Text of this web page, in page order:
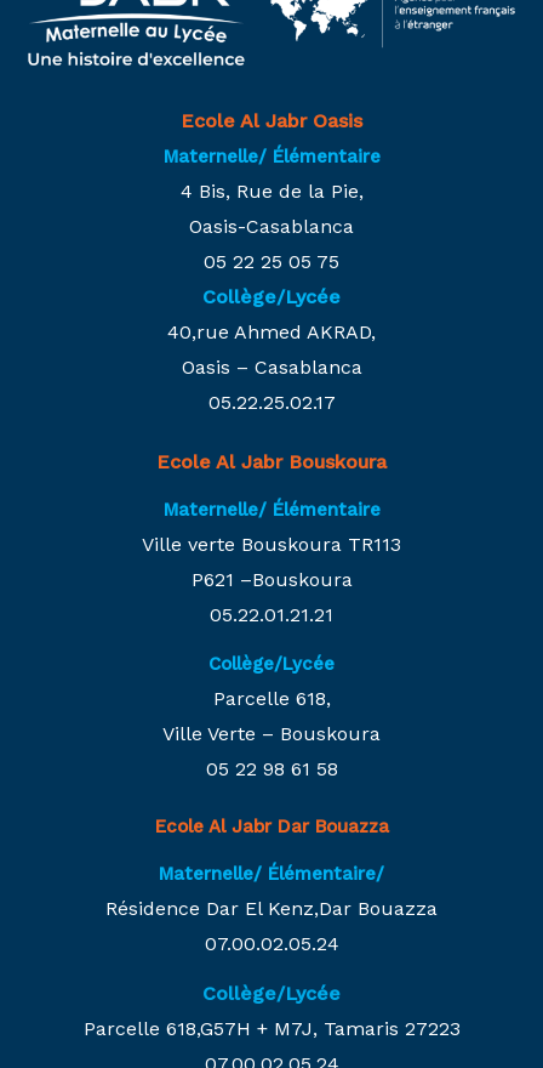
Ecole Al Jabr Oasis
Maternelle/ Élémentaire
4 Bis, Rue de la Pie,
Oasis-Casablanca
05 22 25 05 75
Collège/Lycée
40,rue Ahmed AKRAD,
Oasis – Casablanca
05.22.25.02.17
Ecole Al Jabr Bouskoura
Maternelle/ Élémentaire
Ville verte Bouskoura TR113
P621 –Bouskoura
05.22.01.21.21
Collège/Lycée
Parcelle 618,
Ville Verte – Bouskoura
05 22 98 61 58
Ecole Al Jabr Dar Bouazza
Maternelle/ Élémentaire/
Résidence Dar El Kenz,Dar Bouazza
07.00.02.05.24
Collège/Lycée
Parcelle 618,G57H + M7J, Tamaris 27223